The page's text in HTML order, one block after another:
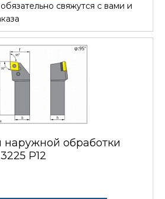
СТОИМОСТЬсвяжутся с вами и
обработки
P12